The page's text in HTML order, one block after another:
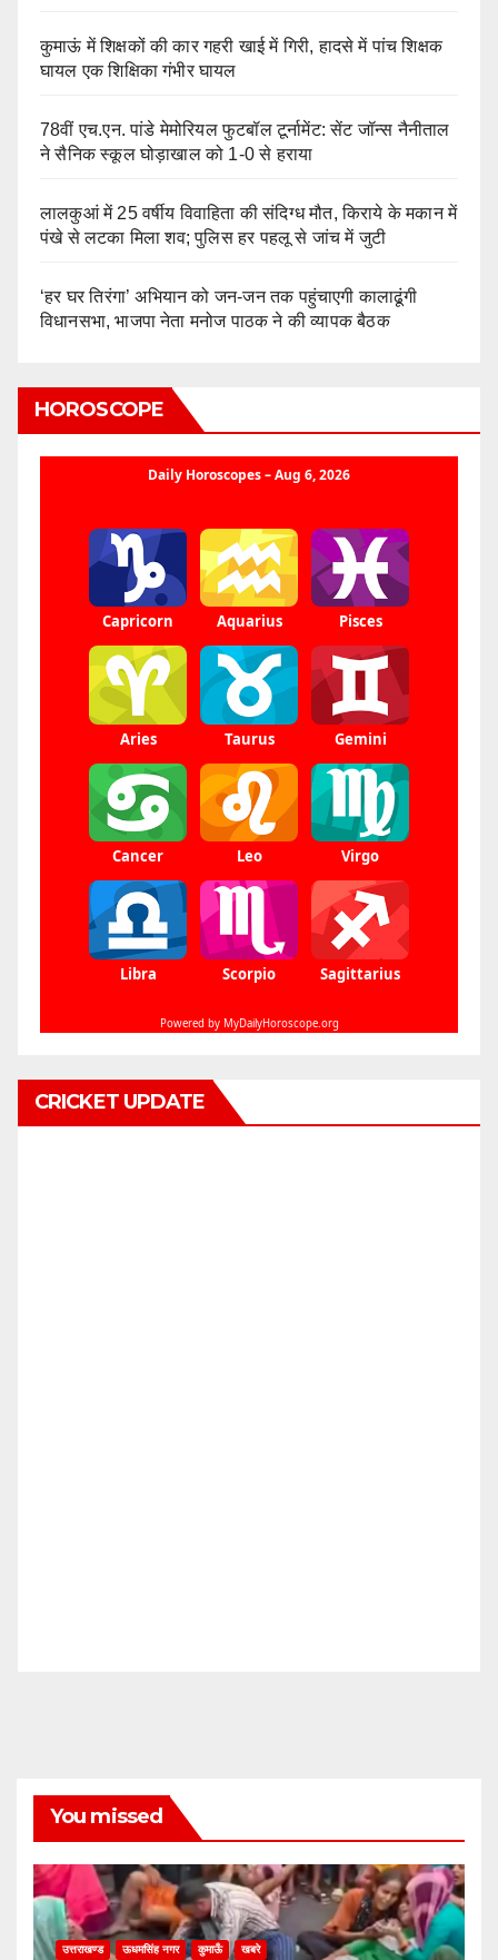
कुमाऊं में शिक्षकों की कार गहरी खाई में गिरी, हादसे में पांच शिक्षक
घायल एक शिक्षिका गंभीर घायल
78वीं एच.एन. पांडे मेमोरियल फुटबॉल टूर्नामेंट: सेंट जॉन्स नैनीताल
ने सैनिक स्कूल घोड़ाखाल को 1-0 से हराया
लालकुआं में 25 वर्षीय विवाहिता की संदिग्ध मौत, किराये के मकान में
पंखे से लटका मिला शव; पुलिस हर पहलू से जांच में जुटी
‘हर घर तिरंगा’ अभियान को जन-जन तक पहुंचाएगी कालाढूंगी
विधानसभा, भाजपा नेता मनोज पाठक ने की व्यापक बैठक
HOROSCOPE
CRICKET UPDATE
You missed
उत्तराखण्ड ऊधमसिंह नगर कुमाऊँ खबरे